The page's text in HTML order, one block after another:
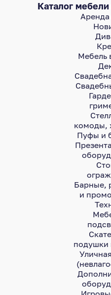
Каталог
Мебель
комоды,
Пуфы и
Барные,
и
подушки